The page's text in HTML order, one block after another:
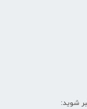
شوید: